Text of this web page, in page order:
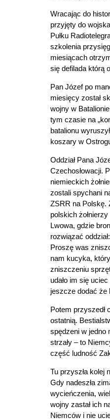
Wracając do
przyjęty do
Pułku
szkolenia
miesiącach
się defilada którą
Pan Józef po
miesięcy został
wojny w
tym czasie na
batalionu
koszary w
Oddział Pana
Czechosłowacji.
niemieckich
zostali spychani
ZSRR na Polskę.
polskich
Lwowa, gdzie
rozwiązać
Proszę was
nam kucyka,
zniszczeniu
udało im się
jeszcze dodać że
Potem przyszedł
ostatnią.
spędzeni w jedno
strzały – to
część ludność
Tu przyszła kolej
Gdy nadeszła
wycieńczenia,
wojny zastał ich
Niemców i nie